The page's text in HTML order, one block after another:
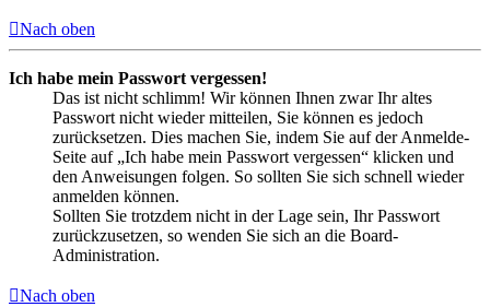
Nach oben
Ich habe mein Passwort vergessen!
Das ist nicht schlimm! Wir können Ihnen zwar Ihr altes
Passwort nicht wieder mitteilen, Sie können es jedoch
zurücksetzen. Dies machen Sie, indem Sie auf der Anmelde-
Seite auf „Ich habe mein Passwort vergessen“ klicken und
den Anweisungen folgen. So sollten Sie sich schnell wieder
anmelden können.
Sollten Sie trotzdem nicht in der Lage sein, Ihr Passwort
zurückzusetzen, so wenden Sie sich an die Board-
Administration.
Nach oben